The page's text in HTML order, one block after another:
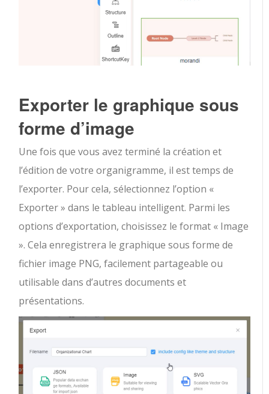
Exporter le graphique sous
forme d’image
Une fois que vous avez terminé la création et
l’édition de votre organigramme, il est temps de
l’exporter. Pour cela, sélectionnez l’option «
Exporter » dans le tableau intelligent. Parmi les
options d’exportation, choisissez le format « Image
». Cela enregistrera le graphique sous forme de
fichier image PNG, facilement partageable ou
utilisable dans d’autres documents et
présentations.